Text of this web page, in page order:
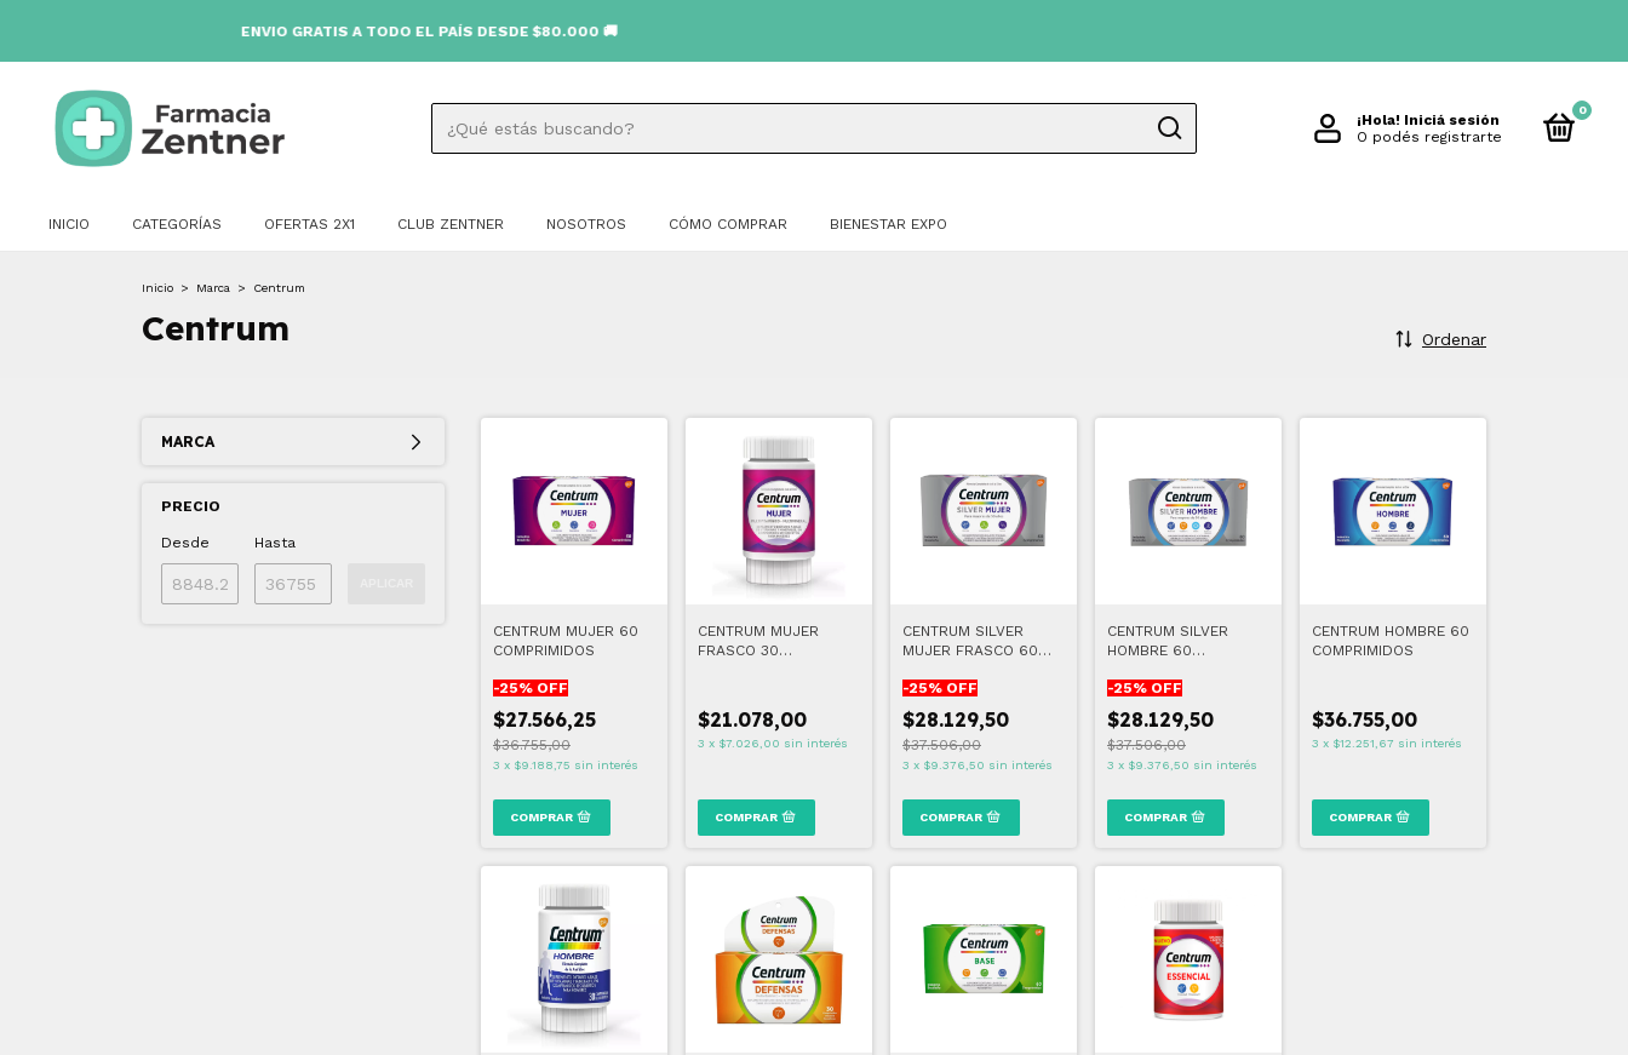
ENVIO GRATIS A TODO EL PAÍS DESDE $80.000 🚚
¡Hola! Iniciá sesión
O podés registrarte
0
INICIO CATEGORÍAS OFERTAS 2X1 CLUB ZENTNER NOSOTROS CÓMO COMPRAR BIENESTAR EXPO
Inicio > Marca > Centrum
Centrum Ordenar
MARCA
PRECIO
Desde Hasta
CENTRUM MUJER 60
COMPRIMIDOS
-25% OFF
$27.566,25
$36.755,00
3 x $9.188,75 sin interés
CENTRUM MUJER
FRASCO 30
$21.078,00
3 x $7.026,00 sin interés
CENTRUM SILVER
MUJER FRASCO 60
-25% OFF
$28.129,50
$37.506,00
3 x $9.376,50 sin interés
CENTRUM SILVER
HOMBRE 60
-25% OFF
$28.129,50
$37.506,00
3 x $9.376,50 sin interés
CENTRUM HOMBRE 60
COMPRIMIDOS
$36.755,00
3 x $12.251,67 sin interés